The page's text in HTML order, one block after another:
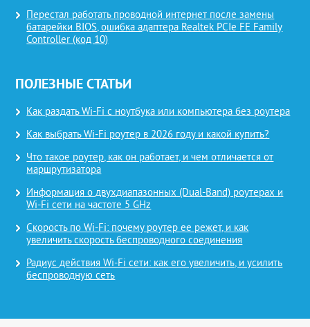
Перестал работать проводной интернет после замены
батарейки BIOS, ошибка адаптера Realtek PCIe FE Family
Controller (код 10)
ПОЛЕЗНЫЕ СТАТЬИ
Как раздать Wi-Fi с ноутбука или компьютера без роутера
Как выбрать Wi-Fi роутер в 2026 году и какой купить?
Что такое роутер, как он работает, и чем отличается от
маршрутизатора
Информация о двухдиапазонных (Dual-Band) роутерах и
Wi-Fi сети на частоте 5 GHz
Скорость по Wi-Fi: почему роутер ее режет, и как
увеличить скорость беспроводного соединения
Радиус действия Wi-Fi сети: как его увеличить, и усилить
беспроводную сеть